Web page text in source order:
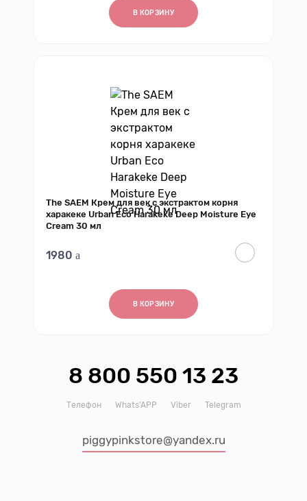
В КОРЗИНУ
The SAEM Крем для век с экстрактом корня
харакеке Urban Eco Harakeke Deep Moisture Eye
Cream 30 мл
1980
В КОРЗИНУ
8 800 550 13 23
Телефон Whats’APP Viber Telegram
piggypinkstore@yandex.ru